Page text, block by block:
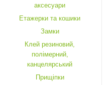
аксесуари
Етажерки та кошики
Замки
Клей резиновий,
полімерний,
канцелярський
Прищіпки